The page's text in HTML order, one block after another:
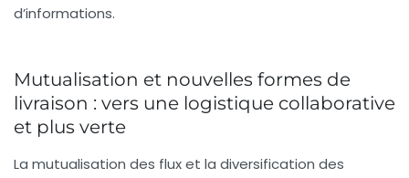
d’informations.
Mutualisation et nouvelles formes de
livraison : vers une logistique collaborative
et plus verte
La mutualisation des flux et la diversification des